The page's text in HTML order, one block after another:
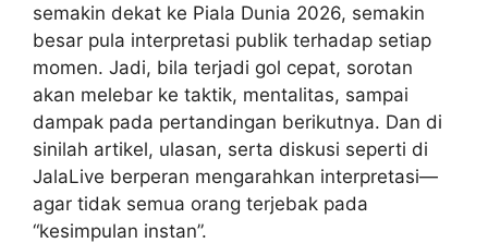
semakin dekat ke Piala Dunia 2026, semakin
besar pula interpretasi publik terhadap setiap
momen. Jadi, bila terjadi gol cepat, sorotan
akan melebar ke taktik, mentalitas, sampai
dampak pada pertandingan berikutnya. Dan di
sinilah artikel, ulasan, serta diskusi seperti di
JalaLive berperan mengarahkan interpretasi—
agar tidak semua orang terjebak pada
“kesimpulan instan”.